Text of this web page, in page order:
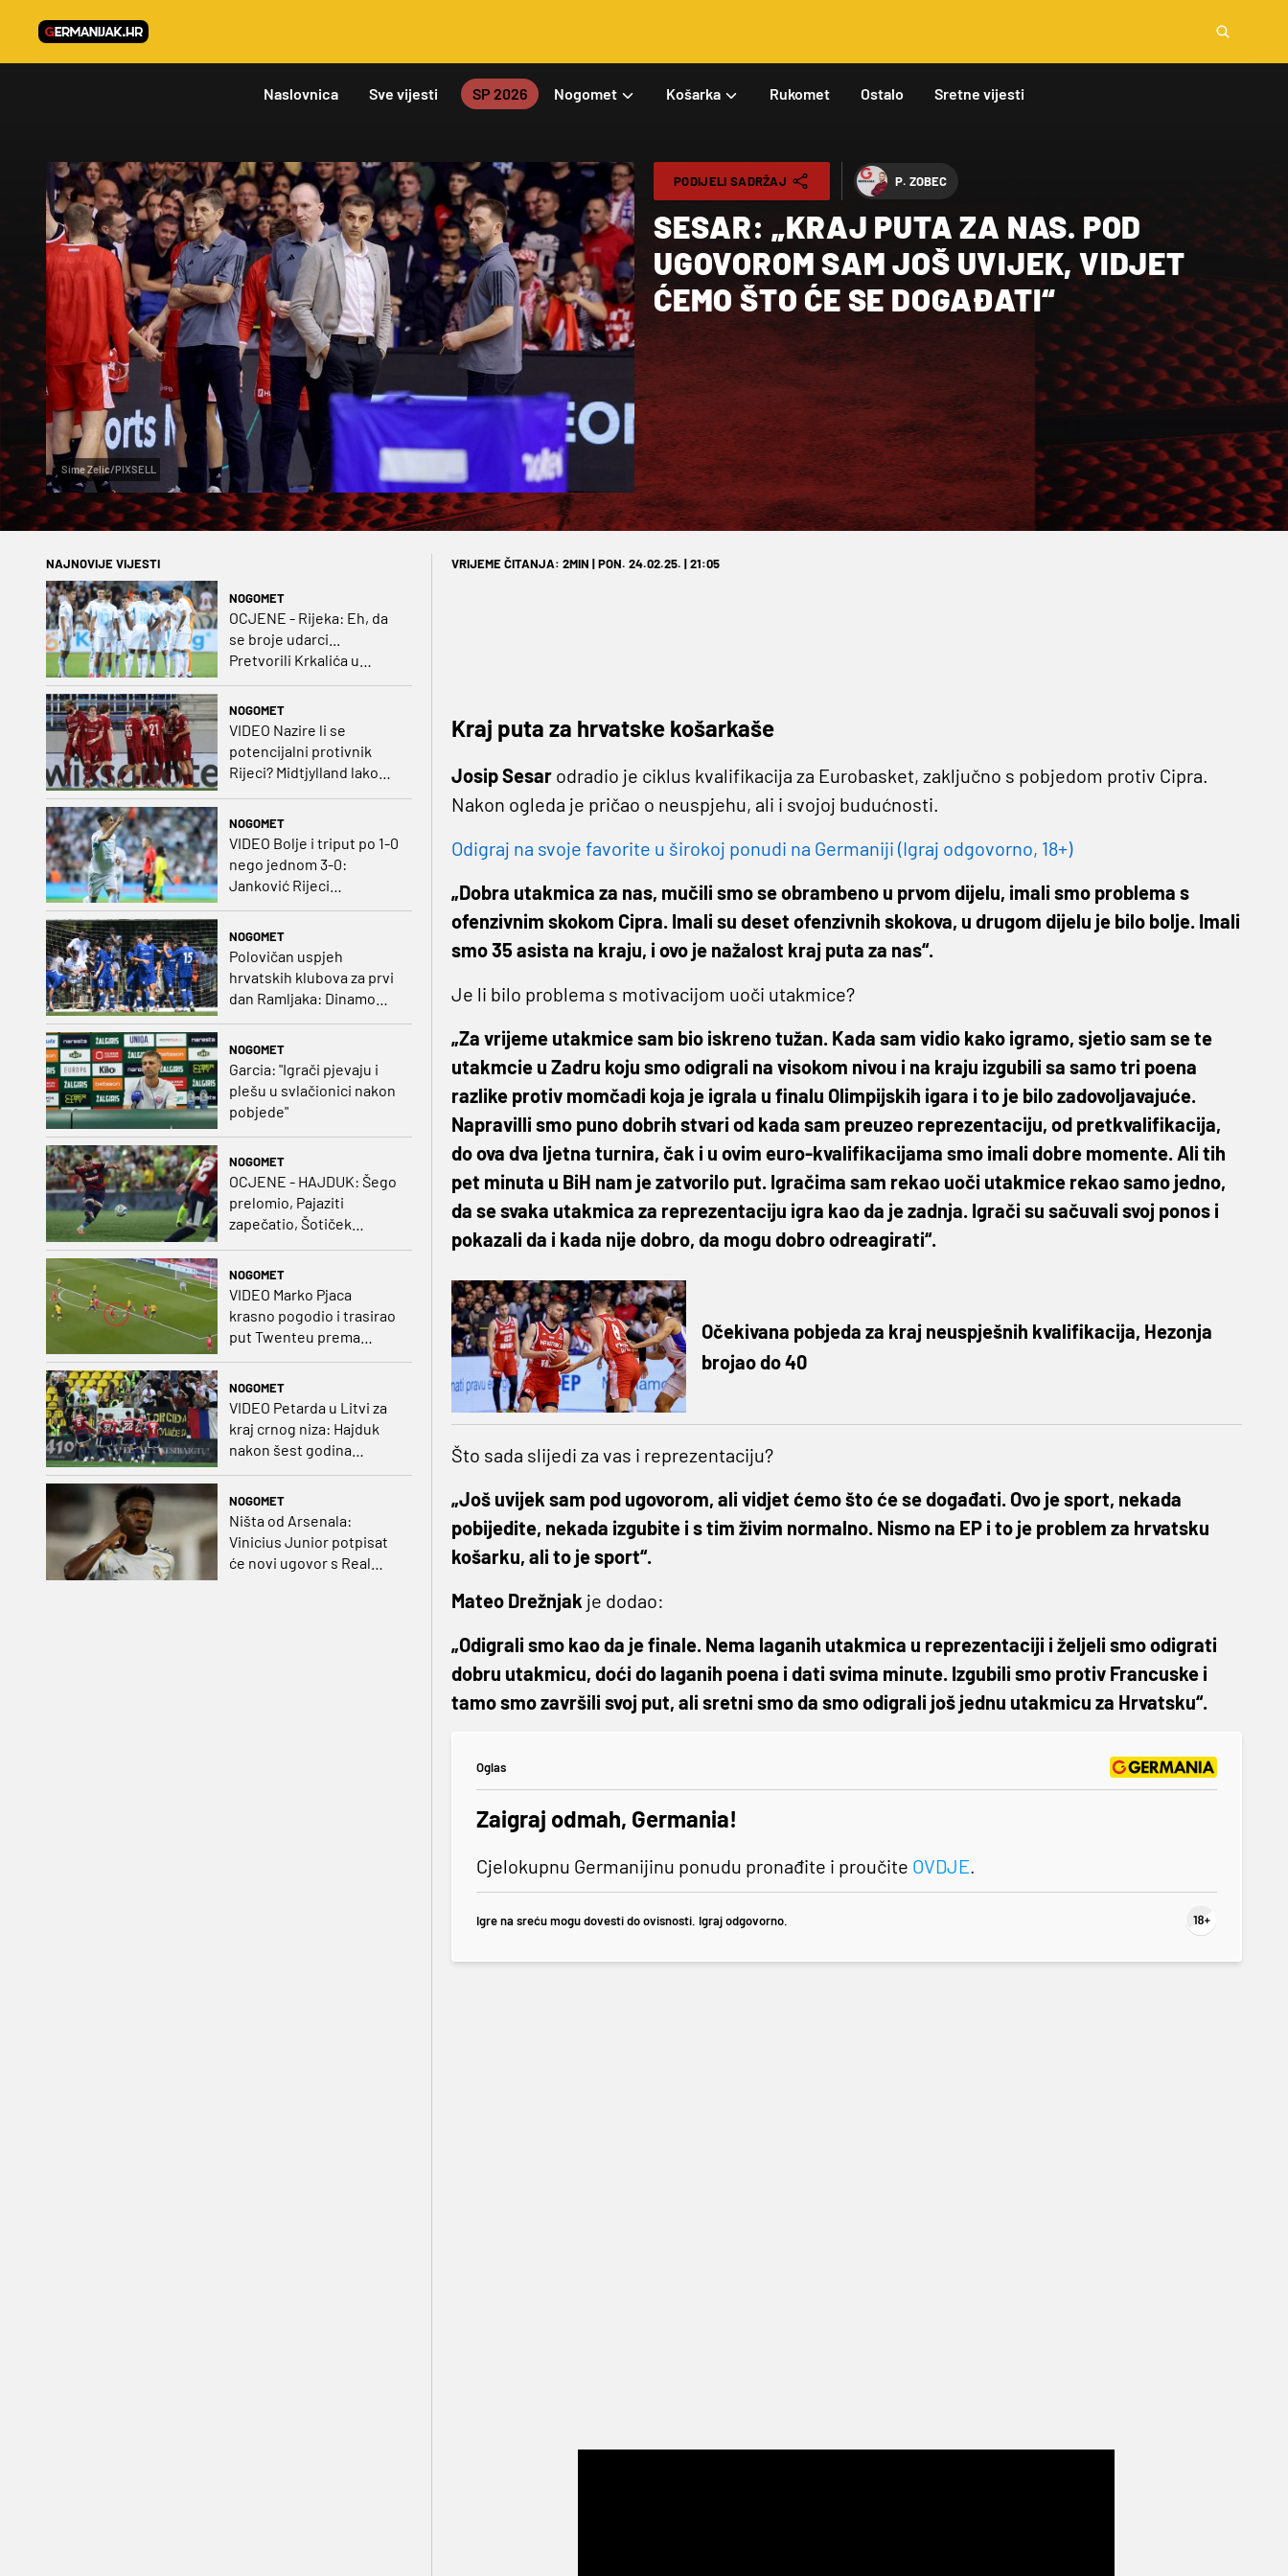
Naslovnica Sve vijesti SP 2026 Nogomet Košarka Rukomet Ostalo Sretne vijesti
Sime Zelic/PIXSELL
PODIJELI SADRŽAJ P. ZOBEC
SESAR: „KRAJ PUTA ZA NAS. POD
UGOVOROM SAM JOŠ UVIJEK, VIDJET
ĆEMO ŠTO ĆE SE DOGAĐATI“
NAJNOVIJE VIJESTI
NOGOMET
OCJENE - Rijeka: Eh, da
se broje udarci...
Pretvorili Krkalića u
NOGOMET
VIDEO Nazire li se
potencijalni protivnik
Rijeci? Midtjylland lako
NOGOMET
VIDEO Bolje i triput po 1-0
nego jednom 3-0:
Janković Rijeci
projektilom donio slavlje
protivnika
NOGOMET
Polovičan uspjeh
hrvatskih klubova za prvi
dan Ramljaka: Dinamo
poražen od Juventusa,
NOGOMET
Garcia: "Igrači pjevaju i
plešu u svlačionici nakon
pobjede"
NOGOMET
OCJENE - HAJDUK: Šego
prelomio, Pajaziti
zapečatio, Šotiček
NOGOMET
VIDEO Marko Pjaca
krasno pogodio i trasirao
put Twenteu prema
važnoj pobjedi
NOGOMET
VIDEO Petarda u Litvi za
kraj crnog niza: Hajduk
nakon šest godina
NOGOMET
Ništa od Arsenala:
Vinicius Junior potpisat
će novi ugovor s Real
VRIJEME ČITANJA: 2MIN | PON. 24.02.25. | 21:05
Kraj puta za hrvatske košarkaše
Josip Sesar odradio je ciklus kvalifikacija za Eurobasket, zaključno s pobjedom protiv Cipra.
Nakon ogleda je pričao o neuspjehu, ali i svojoj budućnosti.
Odigraj na svoje favorite u širokoj ponudi na Germaniji (Igraj odgovorno, 18+)
„Dobra utakmica za nas, mučili smo se obrambeno u prvom dijelu, imali smo problema s
ofenzivnim skokom Cipra. Imali su deset ofenzivnih skokova, u drugom dijelu je bilo bolje. Imali
smo 35 asista na kraju, i ovo je nažalost kraj puta za nas“.
Je li bilo problema s motivacijom uoči utakmice?
„Za vrijeme utakmice sam bio iskreno tužan. Kada sam vidio kako igramo, sjetio sam se te
utakmcie u Zadru koju smo odigrali na visokom nivou i na kraju izgubili sa samo tri poena
razlike protiv momčadi koja je igrala u finalu Olimpijskih igara i to je bilo zadovoljavajuće.
Napravilli smo puno dobrih stvari od kada sam preuzeo reprezentaciju, od pretkvalifikacija,
do ova dva ljetna turnira, čak i u ovim euro-kvalifikacijama smo imali dobre momente. Ali tih
pet minuta u BiH nam je zatvorilo put. Igračima sam rekao uoči utakmice rekao samo jedno,
da se svaka utakmica za reprezentaciju igra kao da je zadnja. Igrači su sačuvali svoj ponos i
pokazali da i kada nije dobro, da mogu dobro odreagirati“.
Očekivana pobjeda za kraj neuspješnih kvalifikacija, Hezonja
brojao do 40
Što sada slijedi za vas i reprezentaciju?
„Još uvijek sam pod ugovorom, ali vidjet ćemo što će se događati. Ovo je sport, nekada
pobijedite, nekada izgubite i s tim živim normalno. Nismo na EP i to je problem za hrvatsku
košarku, ali to je sport“.
Mateo Drežnjak je dodao:
„Odigrali smo kao da je finale. Nema laganih utakmica u reprezentaciji i željeli smo odigrati
dobru utakmicu, doći do laganih poena i dati svima minute. Izgubili smo protiv Francuske i
tamo smo završili svoj put, ali sretni smo da smo odigrali još jednu utakmicu za Hrvatsku“.
Oglas
Zaigraj odmah, Germania!
Cjelokupnu Germanijinu ponudu pronađite i proučite OVDJE.
Igre na sreću mogu dovesti do ovisnosti. Igraj odgovorno.